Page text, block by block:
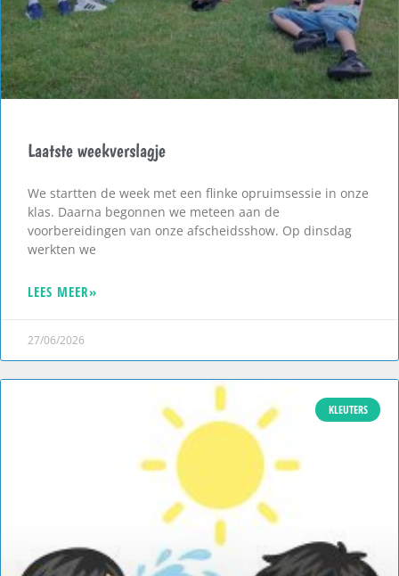
Laatste weekverslagje
We startten de week met een flinke opruimsessie in onze
klas. Daarna begonnen we meteen aan de
voorbereidingen van onze afscheidsshow. Op dinsdag
werkten we
LEES MEER»
27/06/2026
KLEUTERS